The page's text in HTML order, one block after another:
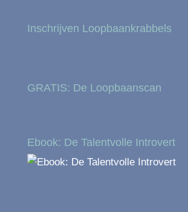
Inschrijven Loopbaankrabbels
GRATIS: De Loopbaanscan
Ebook: De Talentvolle Introvert